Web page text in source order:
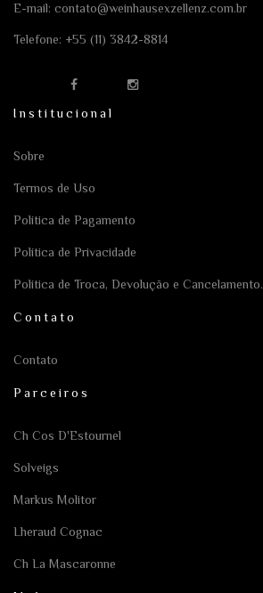
E-mail: contato@weinhausexzellenz.com.br
Telefone: +55 (11) 3842-8814
Institucional
Sobre
Termos de Uso
Política de Pagamento
Política de Privacidade
Política de Troca, Devolução e Cancelamento.
Contato
Contato
Parceiros
Ch Cos D'Estournel
Solveigs
Markus Molitor
Lheraud Cognac
Ch La Mascaronne